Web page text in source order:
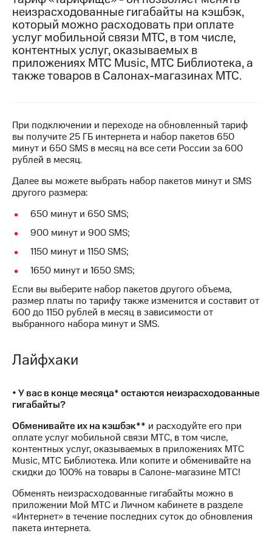
Роуминг
Семейная
группа
Оформить
eSIM
карта
для
Оформить
чистый
номер
Выбрать
красивый
номер
Заменить
Перейти
eSIM
Выберите
и подключите
ТВ
с выгодным
тарифом
Тарифы
Интернет,
ТВ и телефон
на связь
Тарифы
RED,
РИИЛ
и МТС
Супер
с карты
МТС
Деньги
и подключите
ТВ
тарифом
Тарифы
Интернет,
ТВ и телефон
для дома
Услуги
кабинет
ТВ
Личный
кабинет
спутникового
ТВ
Скачать
приложение
МТС
Акции
неизрасходованные гигабайты на кэшбэк,
который можно расходовать при оплате
услуг мобильной связи МТС, в том числе,
контентных услуг, оказываемых в
приложениях МТС Music, МТС Библиотека, а
также товаров в Салонах-магазинах МТС.
При подключении и переходе на обновленный тариф
вы получите 25 ГБ интернета и набор пакетов 650
минут и 650 SMS в месяц на все сети России за 600
рублей в месяц.
Далее вы можете выбрать набор пакетов минут и SMS
другого размера:
650 минут и 650 SMS;
900 минут и 900 SMS;
1150 минут и 1150 SMS;
1650 минут и 1650 SMS;
Если вы выберите набор пакетов другого объема,
размер платы по тарифу также изменится и составит от
600 до 1150 рублей в месяц в зависимости от
выбранного набора минут и SMS.
Лайфхаки
• У вас в конце месяца* остаются неизрасходованные
гигабайты?
Обменивайте их на кэшбэк** и расходуйте его при
оплате услуг мобильной связи МТС, в том числе,
контентных услуг, оказываемых в приложениях МТС
Music, МТС Библиотека. Или копите и обменивайте на
скидки до 100% на товары в Салоне-магазине МТС!
Обменять неизрасходованные гигабайты можно в
приложении Мой МТС и Личном кабинете в разделе
«Интернет» в течение последних суток до обновления
пакета интернета.